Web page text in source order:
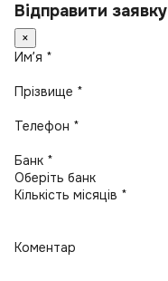
Відправити заявку
×
Имʼя *
Прізвище *
Телефон *
Банк *
Кількість місяців *
Коментар